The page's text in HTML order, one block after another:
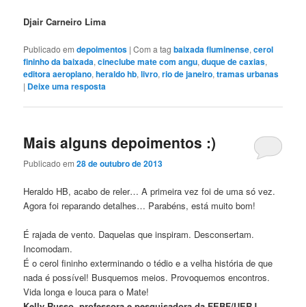
Djair Carneiro Lima
Publicado em depoimentos |Com a tagbaixada fluminense,cerol
fininho da baixada,cineclube mate com angu,duque de caxias,
editora aeroplano,heraldo hb,livro,rio de janeiro,tramas urbanas
| Deixe uma resposta
Mais alguns depoimentos :)
Publicado em28 de outubro de 2013
Heraldo HB, acabo de reler… A primeira vez foi de uma só vez.
Agora foi reparando detalhes… Parabéns, está muito bom!
É rajada de vento. Daquelas que inspiram. Desconsertam.
Incomodam.
É o cerol fininho exterminando o tédio e a velha história de que
nada é possível! Busquemos meios. Provoquemos encontros.
Vida longa e louca para o Mate!